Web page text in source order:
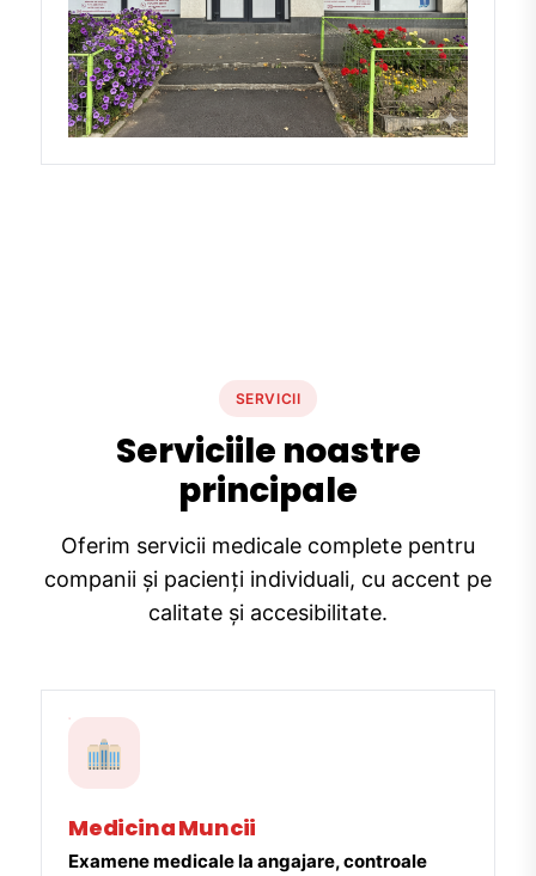
SERVICII
Serviciile noastre
principale
Oferim servicii medicale complete pentru
companii și pacienți individuali, cu accent pe
calitate și accesibilitate.
Medicina Muncii
Examene medicale la angajare, controale